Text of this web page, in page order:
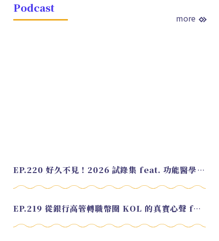
Podcast
more
EP.220 好久不見！2026 試錄集 feat. 功能醫學營養師 美寶
EP.219 從銀行高管轉職幣圈 KOL 的真實心聲 feat.龜大